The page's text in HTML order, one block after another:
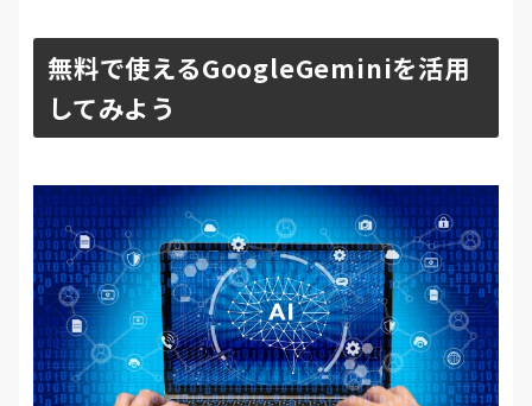
無料で使えるGoogleGeminiを活用
してみよう